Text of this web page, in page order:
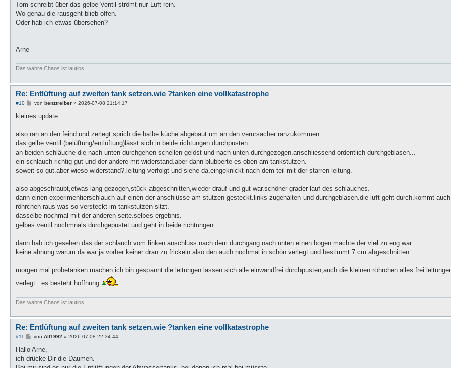
g
Tom schreibt über das gelbe Ventil strömt nur Luft rein.
Wo genau die rausgeht blieb offen.
Oder hab ich etwas übersehen?
Arne
Das wahre Chaos ist lautlos
Re: Entlüftung auf zweiten tank setzen.wie ?tanken eine vollkatastrophe
#10
B
i
a
von benztreiber» 2026-07-08 21:14:17
kleines update
also ran an den feind und zerlegt.sprich die halbe küche abgebaut um an den verursacher ranzukommen.
das gelbe ventil (belüftung/entlüftung)lässt sich in beide richtungen durchpusten.
an beiden schläuche die nach unten durchgehen schellen gelöst und nach unten durchgezogen.anschliessend ordentlich durchgeblasen...
ein schlauch richtig gut und der andere mit widerstand.aber dann blubberte es oben am tankstutzen.
soweit so gut.aber wieso widerstand?.leitung verfolgt und siehe da,eingeknickt nach dem teil mit der starren leitung.
also abgeschraubt,etwas lang gezogen,stück abgeschnitten,wieder drauf und gut war.schöner grader lauf des schlauches.
dann einen experimentierschlauch auf einen der anschlüsse am stutzen gesteckt.links zugehalten und durchgeblasen.die luft geht durch.kommt
röhrchen raus was so versteckt im tankstutzen sitzt.
dasselbe nochmal mit der anderen seite.selbes ergebnis.
gelbes ventil nochmnals durchgepustet und geht in beide richtungen.
dann hab ich gesehen das der schlauch vom linken anschluss nach dem durchgang nach unten einen bogen machte der viel zu eng war.
keine ahnung warum.da war ja vorher keiner dran zu frickeln.also den auch nochmal in schön verlegt und bestimmt 7 cm abgeschnitten.
morgen mal probetanken machen.ich bin gespannt.die leitungen lassen sich alle einwandfrei durchpusten,auch die kleinen röhrchen.alles
verlegt...es besteht hoffnung
Das wahre Chaos ist lautlos
Re: Entlüftung auf zweiten tank setzen.wie ?tanken eine vollkatastrophe
#11
B
i
r
a
von Alf1992» 2026-07-08 22:34:44
Hallo Arne,
ich drücke Dir die Daumen.